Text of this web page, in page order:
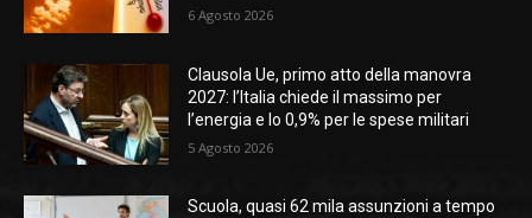
6 Agosto 2026
Clausola Ue, primo atto della manovra
2027: l’Italia chiede il massimo per
l’energia e lo 0,9% per le spese militari
5 Agosto 2026
Scuola, quasi 62 mila assunzioni a tempo